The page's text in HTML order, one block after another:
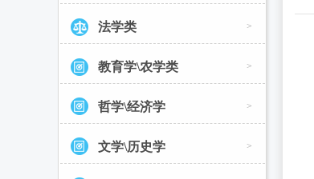
法学类 >
教育学\农学类 >
哲学\经济学 >
文学\历史学 >